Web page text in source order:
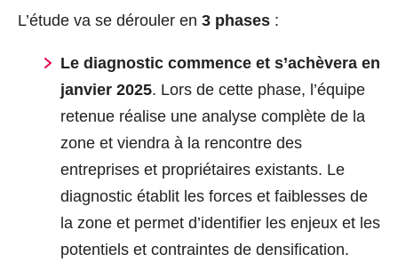
L’étude va se dérouler en 3 phases :
Le diagnostic commence et s’achèvera en
janvier 2025. Lors de cette phase, l’équipe
retenue réalise une analyse complète de la
zone et viendra à la rencontre des
entreprises et propriétaires existants. Le
diagnostic établit les forces et faiblesses de
la zone et permet d’identifier les enjeux et les
potentiels et contraintes de densification.